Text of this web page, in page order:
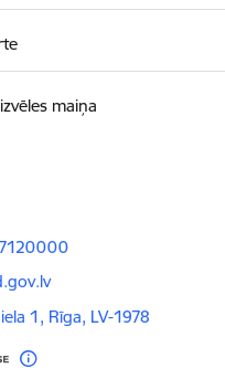
maiņa
1, Rīga, LV-1978